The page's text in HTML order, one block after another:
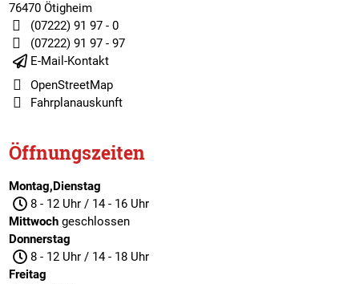
76470 Ötigheim
(07222) 91 97 - 0
(07222) 91 97 - 97
E-Mail-Kontakt
OpenStreetMap
Fahrplanauskunft
Öffnungszeiten
Montag,Dienstag
8 - 12 Uhr / 14 - 16 Uhr
Mittwochgeschlossen
Donnerstag
8 - 12 Uhr / 14 - 18 Uhr
Freitag